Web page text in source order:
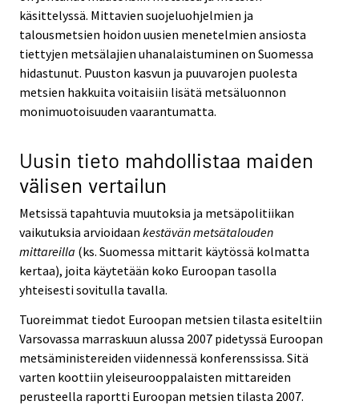
käsittelyssä. Mittavien suojeluohjelmien ja
talousmetsien hoidon uusien menetelmien ansiosta
tiettyjen metsälajien uhanalaistuminen on Suomessa
hidastunut. Puuston kasvun ja puuvarojen puolesta
metsien hakkuita voitaisiin lisätä metsäluonnon
monimuotoisuuden vaarantumatta.
Uusin tieto mahdollistaa maiden
välisen vertailun
Metsissä tapahtuvia muutoksia ja metsäpolitiikan
vaikutuksia arvioidaan kestävän metsätalouden
mittareilla (ks. Suomessa mittarit käytössä kolmatta
kertaa), joita käytetään koko Euroopan tasolla
yhteisesti sovitulla tavalla.
Tuoreimmat tiedot Euroopan metsien tilasta esiteltiin
Varsovassa marraskuun alussa 2007 pidetyssä Euroopan
metsäministereiden viidennessä konferenssissa. Sitä
varten koottiin yleiseurooppalaisten mittareiden
perusteella raportti Euroopan metsien tilasta 2007.